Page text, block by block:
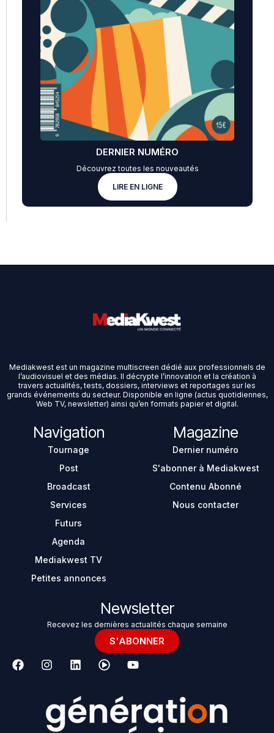
DERNIER NUMÉRO
Découvrez toutes les nouveautés
LIRE EN LIGNE
Mediakwest est un magazine multiscreen dédié aux professionnels de
l’audiovisuel et des médias. Il décrypte l’innovation et la création à
travers actualités, tests, dossiers, interviews et reportages sur les
grands événements du secteur. Disponible en ligne (actus quotidiennes,
Web TV, newsletter) ainsi qu’en formats papier et digital.
Navigation
Tournage
Post
Broadcast
Services
Futurs
Agenda
Mediakwest TV
Petites annonces
Magazine
Dernier numéro
S'abonner à Mediakwest
Contenu Abonné
Nous contacter
Newsletter
Recevez les dernières actualités chaque semaine
S'ABONNER